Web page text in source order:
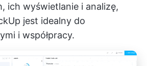
ich wyświetlanie i analizę,
jest idealny do
i współpracy.